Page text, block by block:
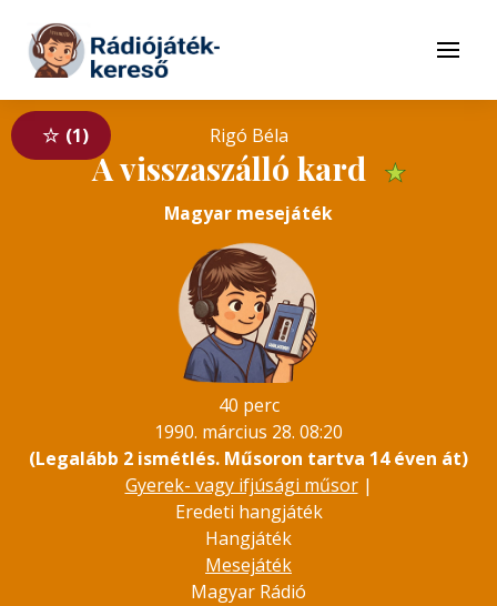
Tovább a tartalomhoz
Menü
1 Rigó Béla
A visszaszálló kard ★
Magyar mesejáték
40 perc
1990. március 28. 08:20
(Legalább 2 ismétlés. Műsoron tartva 14 éven át)
Gyerek- vagy ifjúsági műsor|
Eredeti hangjáték
Hangjáték
Mesejáték
Magyar Rádió